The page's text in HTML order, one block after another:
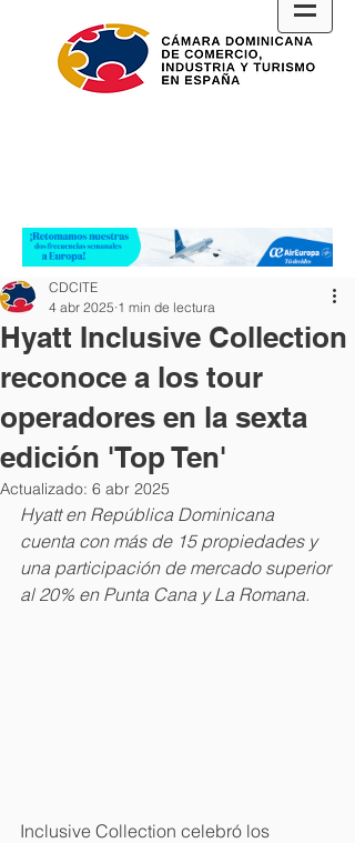
Hyatt Inclusive Collection
reconoce a los tour
operadores en la sexta
edición 'Top Ten'
CDCITE
4 abr 2025 1 min de lectura
Actualizado: 6 abr 2025
Hyatt en República Dominicana
cuenta con más de 15 propiedades y
una participación de mercado superior
al 20% en Punta Cana y La Romana.
Inclusive Collection celebró los